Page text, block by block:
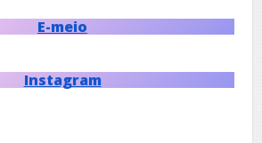
E-meio
Instagram